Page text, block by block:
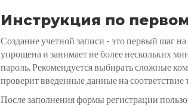
Инструкция по
Создание учетной записи - это первый шаг
упрощена и занимает не более нескольких
пароль. Рекомендуется выбирать сложные
проверит введенные данные на
После заполнения формы регистрации